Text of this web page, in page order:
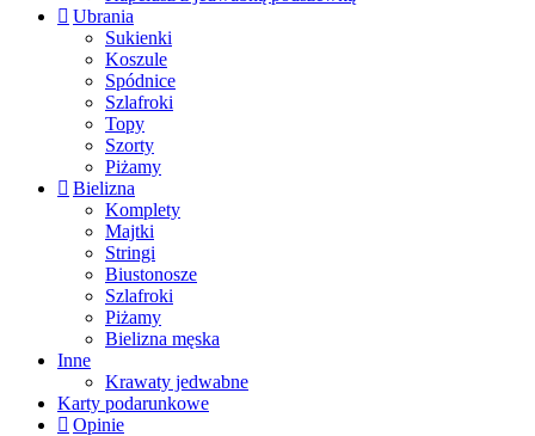
Ubrania
Sukienki
Koszule
Spódnice
Szlafroki
Topy
Szorty
Piżamy
Bielizna
Komplety
Majtki
Stringi
Biustonosze
Szlafroki
Piżamy
Bielizna męska
Inne
Krawaty jedwabne
Karty podarunkowe
Opinie